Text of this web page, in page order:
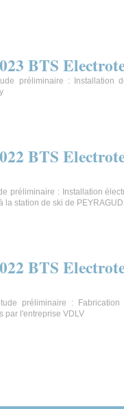
BTS
préliminaire : Installation
BTS
préliminaire : Installation
la station de ski de
BTS
préliminaire :
par l'entreprise VDLV